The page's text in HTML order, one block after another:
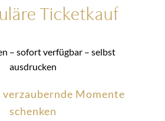
Ticketkauf
– sofort verfügbar – selbst
ausdrucken
verzaubernde Momente
schenken